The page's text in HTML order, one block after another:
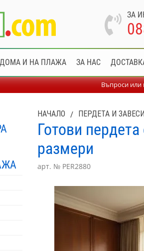
ЗА
И НА ПЛАЖА ЗА НАС
Въпроси или
НАЧАЛО / ПЕРДЕТА И ЗАВЕСИ
Готови
размери
арт. № PER2880